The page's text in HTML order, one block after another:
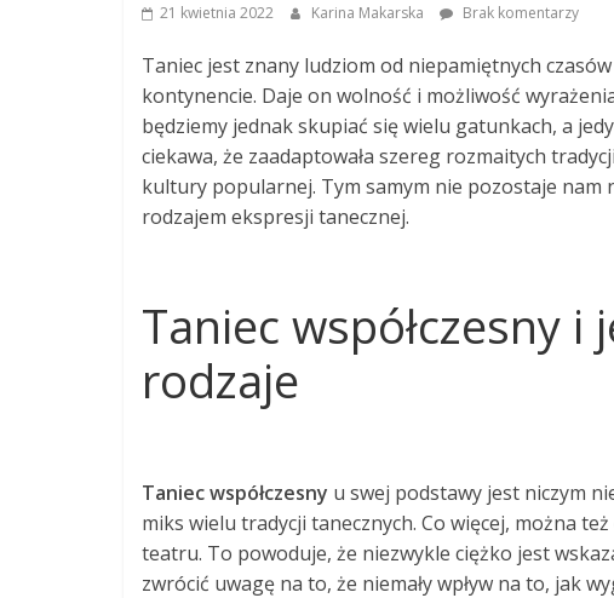
21 kwietnia 2022 Karina Makarska Brak komentarzy
Taniec jest znany ludziom od niepamiętnych
kontynencie. Daje on wolność i możliwość
będziemy jednak skupiać się wielu gatunkach, a
ciekawa, że zaadaptowała szereg rozmaitych
kultury popularnej. Tym samym nie pozostaje nam
rodzajem ekspresji tanecznej.
Taniec współczesny
rodzaje
Taniec współczesny u swej podstawy jest niczym
miks wielu tradycji tanecznych. Co więcej, można
teatru. To powoduje, że niezwykle ciężko jest
zwrócić uwagę na to, że niemały wpływ na to, jak